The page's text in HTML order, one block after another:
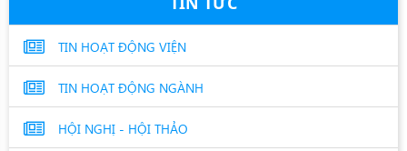
TIN HOẠT ĐỘNG VIỆN
TIN HOẠT ĐỘNG NGÀNH
HỘI NGHỊ - HỘI THẢO